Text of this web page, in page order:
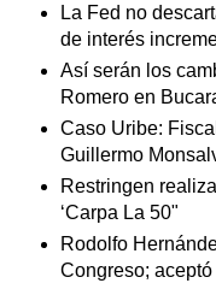
La Fed no
de interés
Así serán los
Romero en
Caso Uribe:
Guillermo
Restringen
‘Carpa La 50"
Rodolfo
Congreso;